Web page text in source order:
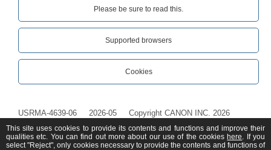
Please be sure to read this.‎
Supported browsers
Cookies
USRMA-4639-06 2026-05 Copyright CANON INC. 2026
This site uses cookies to provide its contents and functions and improve their
qualities etc. You can find out more about our use of the cookies here. If you
select "Reject", only cookies necessary to provide the contents and functions of